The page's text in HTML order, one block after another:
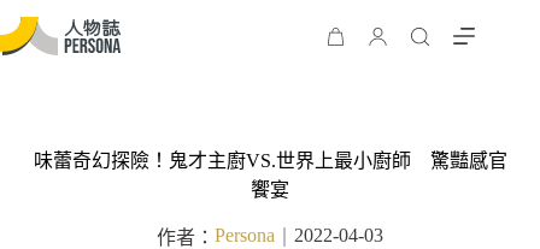
味蕾奇幻探險！鬼才主廚VS.世界上最小廚師 驚豔感官
饗宴
作者： Persona 2022-04-03